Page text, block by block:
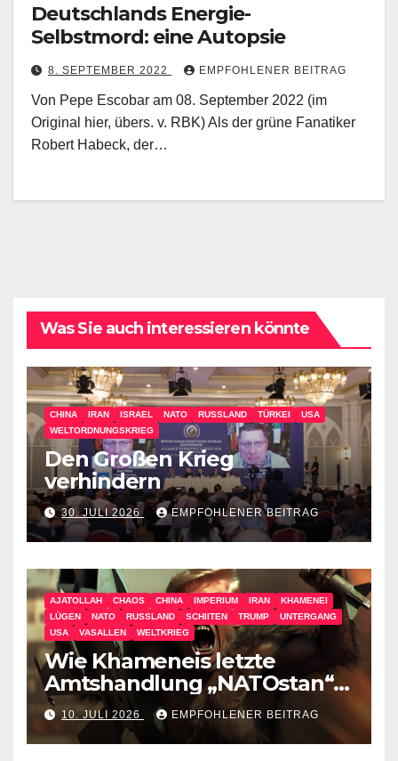
Deutschlands Energie-
Selbstmord: eine Autopsie
8. SEPTEMBER 2022 EMPFOHLENER BEITRAG
Von Pepe Escobar am 08. September 2022 (im
Original hier, übers. v. RBK) Als der grüne Fanatiker
Robert Habeck, der…
Was Sie auch interessieren könnte
CHINA IRAN ISRAEL NATO RUSSLAND TÜRKEI
USA
WELTORDNUNGSKRIEG
Den Großen Krieg
verhindern
30. JULI 2026 EMPFOHLENER BEITRAG
AJATOLLAH CHAOS CHINA IMPERIUM IRAN
KHAMENEI
LÜGEN
NATO RUSSLAND SCHIITEN TRUMP
UNTERGANG
USA
VASALLEN WELTKRIEG
Wie Khameneis letzte
Amtshandlung „NATOstan“
besiegt
10. JULI 2026 EMPFOHLENER BEITRAG